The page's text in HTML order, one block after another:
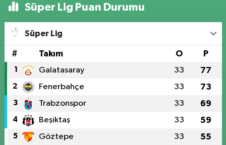
Süper Lig Puan Durumu
Süper Lig
# Takım O P
1 Galatasaray 33 77
2 Fenerbahçe 33 73
3 Trabzonspor 33 69
4 Beşiktaş 33 59
5 Göztepe 33 55